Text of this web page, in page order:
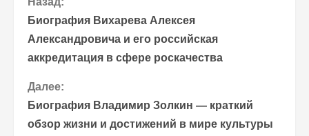
П
р
о
д
о
Биография Вихарева Алексея
Александровича и его российская
аккредитация в сфере роскачества
Далее:
Биография Владимир Золкин — краткий
обзор жизни и достижений в мире культуры